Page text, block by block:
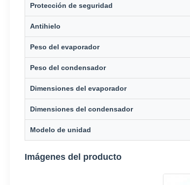
Protección de seguridad
Antihielo
Peso del evaporador
Peso del condensador
Dimensiones del evaporador
Dimensiones del condensador
Modelo de unidad
Imágenes del producto